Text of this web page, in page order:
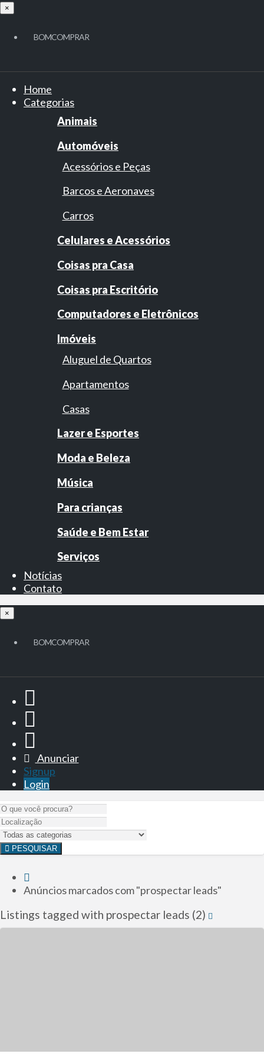
×
BOMCOMPRAR
Home
Categorias
Animais
Automóveis
Acessórios e Peças
Barcos e Aeronaves
Carros
Celulares e Acessórios
Coisas pra Casa
Coisas pra Escritório
Computadores e Eletrônicos
Imóveis
Aluguel de Quartos
Apartamentos
Casas
Lazer e Esportes
Moda e Beleza
Música
Para crianças
Saúde e Bem Estar
Serviços
Notícias
Contato
×
BOMCOMPRAR
Anunciar
Signup
Login
PESQUISAR
Anúncios marcados com "prospectar leads"
Listings tagged with prospectar leads (2)